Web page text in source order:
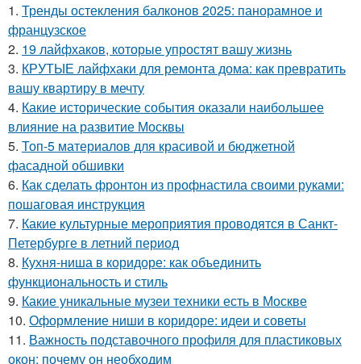
1. Тренды остекления балконов 2025: панорамное и
французское
2. 19 лайфхаков, которые упростят вашу жизнь
3. КРУТЫЕ лайфхаки для ремонта дома: как превратить
вашу квартиру в мечту
4. Какие исторические события оказали наибольшее
влияние на развитие Москвы
5. Топ-5 материалов для красивой и бюджетной
фасадной обшивки
6. Как сделать фронтон из профнастила своими руками:
пошаговая инструкция
7. Какие культурные мероприятия проводятся в Санкт-
Петербурге в летний период
8. Кухня-ниша в коридоре: как объединить
функциональность и стиль
9. Какие уникальные музеи техники есть в Москве
10. Оформление ниши в коридоре: идеи и советы
11. Важность подставочного профиля для пластиковых
окон: почему он необходим